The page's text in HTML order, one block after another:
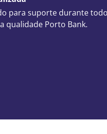
para suporte durante
qualidade Porto Bank.